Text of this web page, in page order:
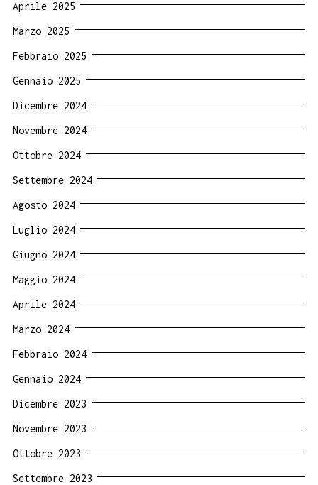
Aprile 2025
Marzo 2025
Febbraio 2025
Gennaio 2025
Dicembre 2024
Novembre 2024
Ottobre 2024
Settembre 2024
Agosto 2024
Luglio 2024
Giugno 2024
Maggio 2024
Aprile 2024
Marzo 2024
Febbraio 2024
Gennaio 2024
Dicembre 2023
Novembre 2023
Ottobre 2023
Settembre 2023